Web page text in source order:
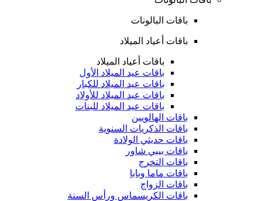
باقات البالونات
باقات أعياد الميلاد
باقات أعياد الميلاد
باقات عيد الميلاد الأول
باقات عيد الميلاد للكبار
باقات عيد الميلاد للأولاد
باقات عيد الميلاد للبنات
باقات الهالويين
باقات الذكريات السنوية
باقات حديثي الولادة
باقات بيبي شاور
باقات التخرج
باقات ماما وبابا
باقات الزواج
باقات الكريسماس ورأس السنة